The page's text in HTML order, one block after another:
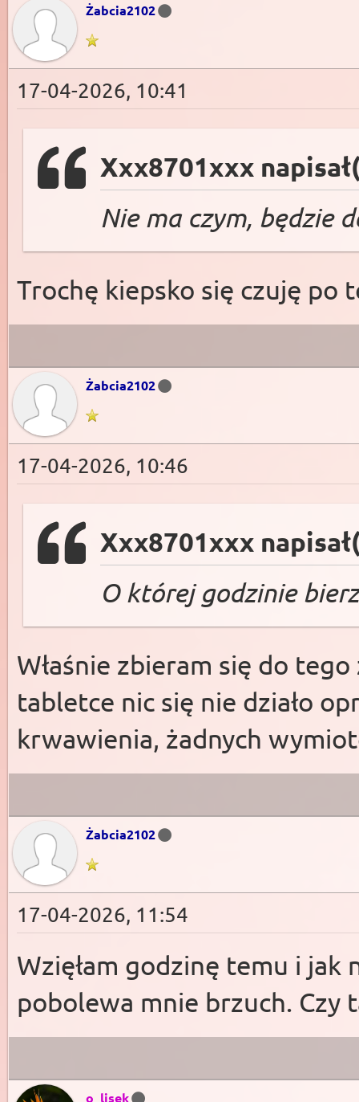
Żabcia2102
17-04-2026, 10:41
Xxx8701xxx
Nie ma czym, będzie
Trochę kiepsko się czuję
Żabcia2102
17-04-2026, 10:46
Xxx8701xxx
O której godzinie
Właśnie zbieram się do
tabletce nic się nie działo
krwawienia, żadnych
Żabcia2102
17-04-2026, 11:54
Wzięłam godzinę temu i jak
pobolewa mnie brzuch. Czy
o_lisek